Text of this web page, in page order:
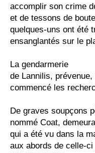
accomplir son crime
et de tessons de
quelques-uns ont été
ensanglantés sur le
La gendarmerie
de Lannilis,
commencé les
De graves soupçons
nommé Coat,
qui a été vu dans la
aux abords de celle-ci